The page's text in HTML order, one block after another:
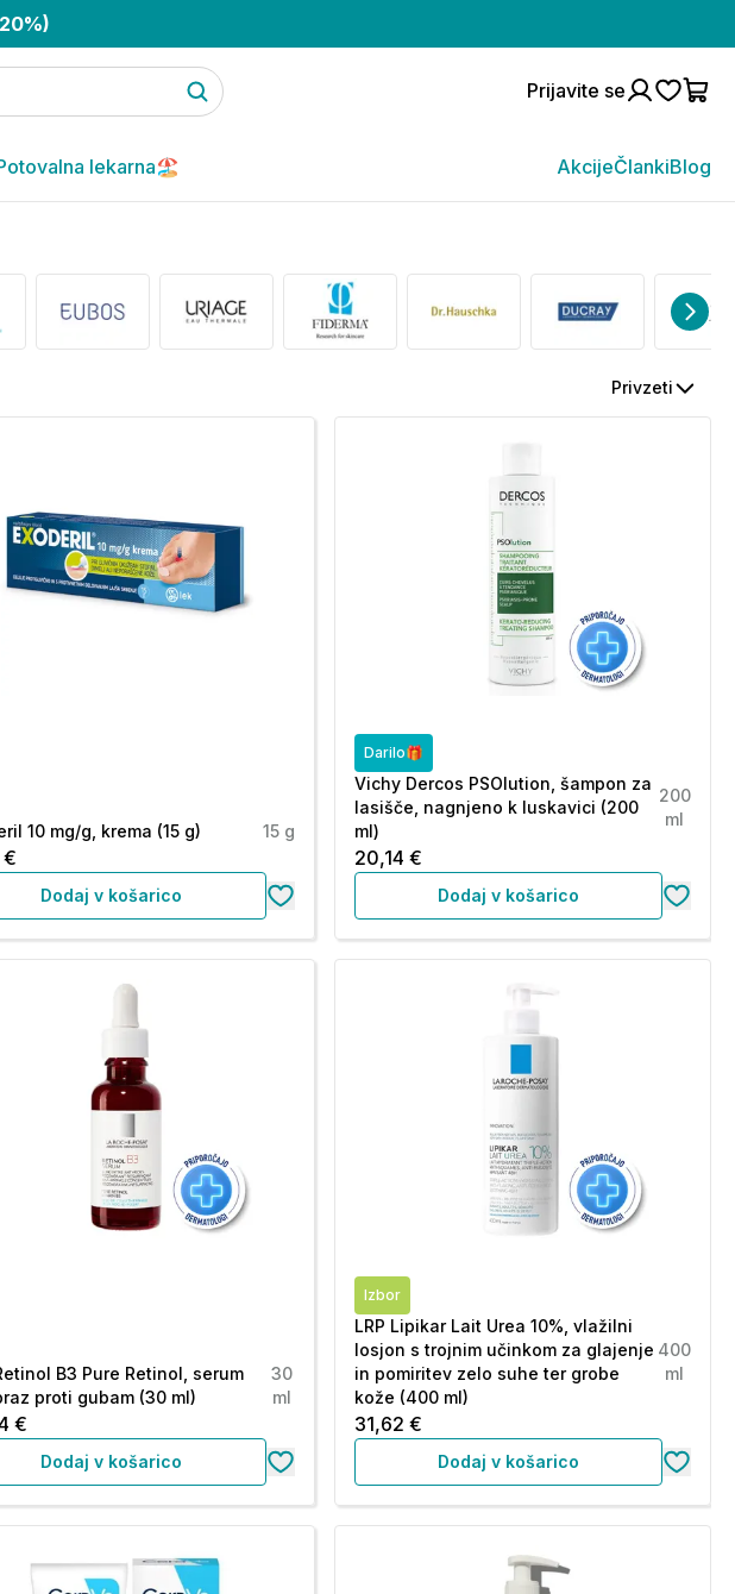
Prijavite se
lekarna🏖️ AkcijeČlankiBlog
Privzeti
10 mg/g, krema (15 g) 15 g
€
Dodaj v košarico
Darilo🎁
Vichy Dercos PSOlution, šampon za
lasišče, nagnjeno k luskavici (200
ml)
200
ml
20,14 €
Dodaj v košarico
B3 Pure Retinol, serum
proti gubam (30 ml)
30
ml
€
Dodaj v košarico
Izbor
LRP Lipikar Lait Urea 10%, vlažilni
losjon s trojnim učinkom za glajenje
in pomiritev zelo suhe ter grobe
kože (400 ml)
400
ml
31,62 €
Dodaj v košarico